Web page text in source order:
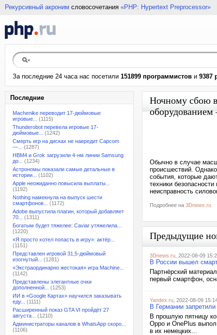
Рекурсивный акроним словосочетания «PHP: Hypertext Preprocessor»
За последние 24 часа нас посетили 151899 программистов и 9387
Последние
Machenike переводит 17-дюймовые
игровые...
(1115)
Thunderobot перевела игровые 17-
дюймовые...
(1242)
Смерть игр на дисках не навредит Capcom
—...
(1287)
HBM4 и Grok загрузили 4-нм линии Samsung
до...
(1234)
Астрономы показали самые детальные в
истории...
(1102)
Apple неожиданно повысила выплаты...
(1192)
Nothing намекнула на выпуск шести
смартфонов...
(1172)
Adobe выпустила плагин, который добавляет
70...
(1311)
Богатым будет тяжелее: Caviar утяжелила...
(1220)
«Я просто хотел попасть в игру»: актёр...
(1151)
Представлен игровой 31,5-дюймовый
изогнутый...
(1281)
«Экстраординарно жестокая» игра Machine...
(1142)
Представлены элегантные очки
дополненной...
(1253)
ИИ в «Google Картах» научился заказывать
еду...
(1111)
Расширенный показ GTA VI пройдёт 27
августа...
(1210)
Администраторы каналов в WhatsApp скоро...
(1106)
Ночному сбою
оборудованием
Обычно в случае
происшествий.
события, которые
техники
неисправность
Подробнее на 3Dnews.ru
Предыдущие
3Dnews.ru , 2022-08-09
В России вышел
Партнёрский
первый смартфон,
Yandex.ru , 2022-08-09
В Германии
В прошлую пятницу
Oppo и OnePlus
в их немецких...